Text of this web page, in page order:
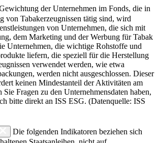
der Unternehmen im Fonds, die in
von Tabakerzeugnissen tätig sind, wird
von Unternehmen, die sich mit
dem Marketing und der Werbung für Tabak
Unternehmen, die wichtige Rohstoffe und
liefern, die speziell für die Herstellung
verwendet werden, wie etwa
werden nicht ausgeschlossen. Dieser
keinen Mindestanteil der Aktivitäten am
Sie Fragen zu den Unternehmensdaten haben,
bitte direkt an ISS ESG. (Datenquelle: ISS
Die folgenden Indikatoren beziehen sich